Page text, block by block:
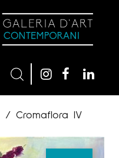
/ Cromaflora IV